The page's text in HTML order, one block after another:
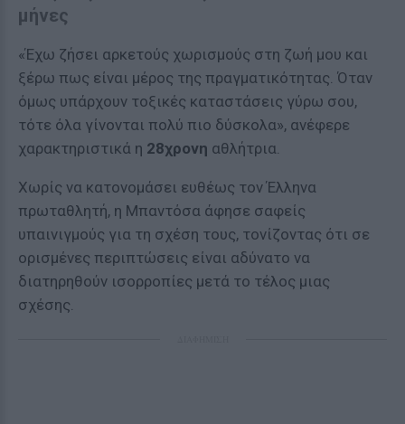
μήνες
«Έχω ζήσει αρκετούς χωρισμούς στη ζωή μου και
ξέρω πως είναι μέρος της πραγματικότητας. Όταν
όμως υπάρχουν τοξικές καταστάσεις γύρω σου,
τότε όλα γίνονται πολύ πιο δύσκολα», ανέφερε
χαρακτηριστικά η 28χρονη αθλήτρια.
Χωρίς να κατονομάσει ευθέως τον Έλληνα
πρωταθλητή, η Μπαντόσα άφησε σαφείς
υπαινιγμούς για τη σχέση τους, τονίζοντας ότι σε
ορισμένες περιπτώσεις είναι αδύνατο να
διατηρηθούν ισορροπίες μετά το τέλος μιας
σχέσης.